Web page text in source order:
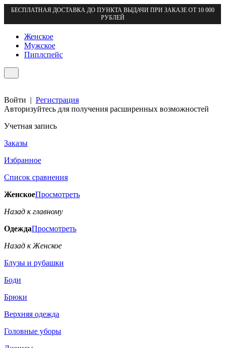
БЕСПЛАТНАЯ ДОСТАВКА ДО ПУНКТА ВЫДАЧИ ПРИ ЗАКАЗЕ ОТ 10 000
РУБЛЕЙ
Женское
Мужское
Пиплспейс
Войти | Регистрация
Авторизуйтесь для получения расширенных возможностей
Учетная запись
Заказы
Избранное
Список сравнения
ЖенскоеПросмотреть
Назад к главному
ОдеждаПросмотреть
Назад к Женское
Блузы и рубашки
Боди
Брюки
Верхняя одежда
Головные уборы